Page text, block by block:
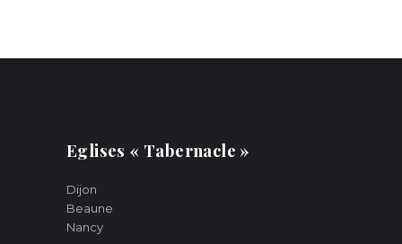
Eglises « Tabernacle »
Dijon
Beaune
Nancy